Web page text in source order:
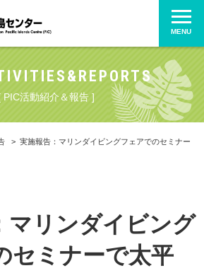
MENU
PIC活動紹介＆報告 ]
> 実施報告：マリンダイビングフェアでのセミナー
マリンダイビング
セミナーで太平